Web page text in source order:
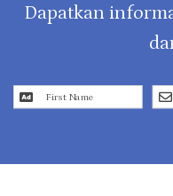
Dapatkan